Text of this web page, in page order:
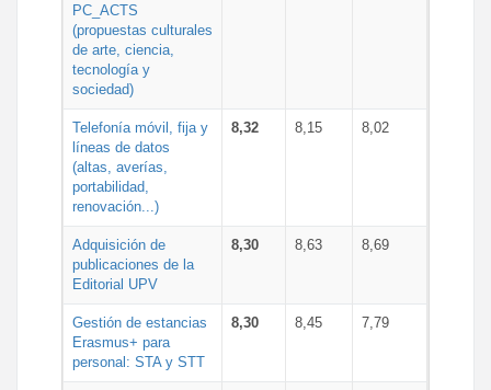
PC_ACTS
(propuestas culturales
de arte, ciencia,
tecnología y
sociedad)
Telefonía móvil, fija y
líneas de datos
(altas, averías,
portabilidad,
renovación...)
8,32 8,15 8,02
Adquisición de
publicaciones de la
Editorial UPV
8,30 8,63 8,69
Gestión de estancias
Erasmus+ para
personal: STA y STT
8,30 8,45 7,79